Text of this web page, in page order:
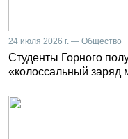
24 июля 2026 г. — Общество
Студенты Горного
«колоссальный заряд